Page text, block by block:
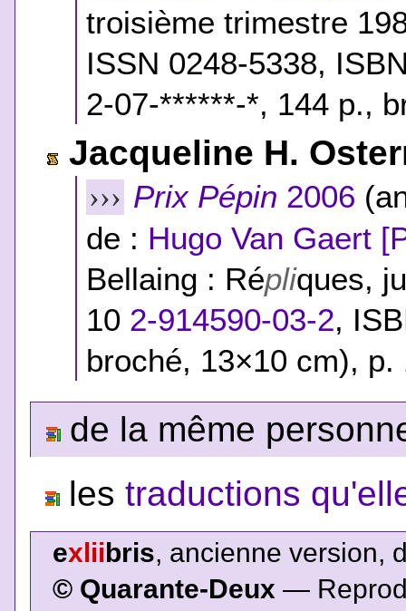
troisième trimestre
ISSN 0248-5338,
2-07-******-*, 144 p.,
Jacqueline H.
››› Prix Pépin 2006
de : Hugo Van Gaert
Bellaing : Répliques,
10 2-914590-03-2,
broché, 13×10 cm), p.
de la même
lestraductions
exlii bris, ancienne version,
© Quarante-Deux —